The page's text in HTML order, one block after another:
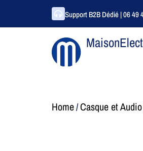
Support B2B Dédié | 06 49
Home/Casque et Audio